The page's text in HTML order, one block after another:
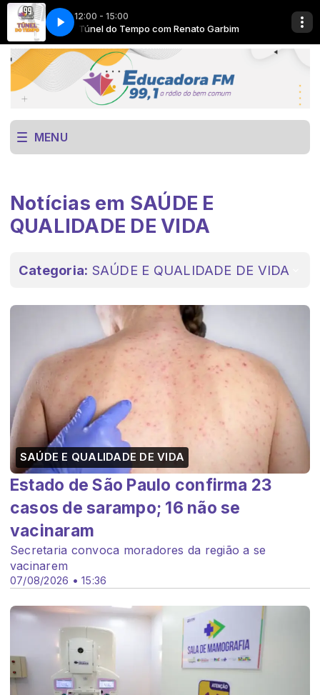
12:00 - 15:00
Túnel do Tempo com Renato Garbim
Now Playing info goes here
MENU
Notícias em SAÚDE E
QUALIDADE DE VIDA
Categoria: SAÚDE E QUALIDADE DE VIDA
SAÚDE E QUALIDADE DE VIDA
07/08/2026 • 15:36
Estado de São Paulo confirma 23
casos de sarampo; 16 não se
vacinaram
Secretaria convoca moradores da região a se
vacinarem